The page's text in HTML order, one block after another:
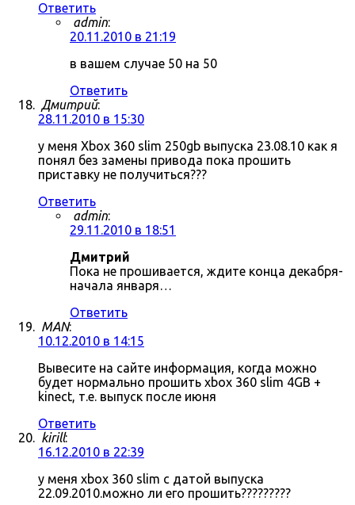
Ответить
admin:
20.11.2010 в 21:19
в вашем случае 50 на 50
Ответить
Дмитрий:
28.11.2010 в 15:30
у меня Xbox 360 slim 250gb выпуска 23.08.10 как я
понял без замены привода пока прошить
приставку не получиться???
Ответить
admin:
29.11.2010 в 18:51
Дмитрий
Пока не прошивается, ждите конца декабря-
начала января…
Ответить
MAN:
10.12.2010 в 14:15
Вывесите на сайте информация, когда можно
будет нормально прошить xbox 360 slim 4GB +
kinect, т.е. выпуск после июня
Ответить
kirill:
16.12.2010 в 22:39
у меня xbox 360 slim с датой выпуска
22.09.2010.можно ли его прошить?????????